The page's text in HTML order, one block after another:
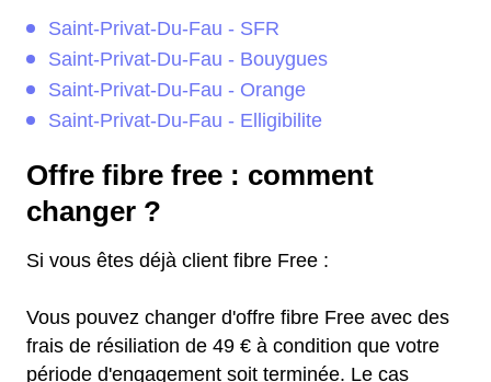
Saint-Privat-Du-Fau - SFR
Saint-Privat-Du-Fau - Bouygues
Saint-Privat-Du-Fau - Orange
Saint-Privat-Du-Fau - Elligibilite
Offre fibre free : comment
changer ?
Si vous êtes déjà client fibre Free :
Vous pouvez changer d'offre fibre Free avec des
frais de résiliation de 49 € à condition que votre
période d'engagement soit terminée. Le cas